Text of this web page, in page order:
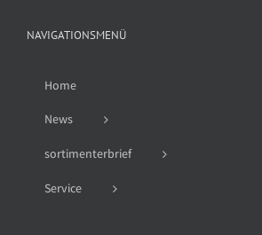
NAVIGATIONSMENÜ
Home
News
sortimenterbrief
Service